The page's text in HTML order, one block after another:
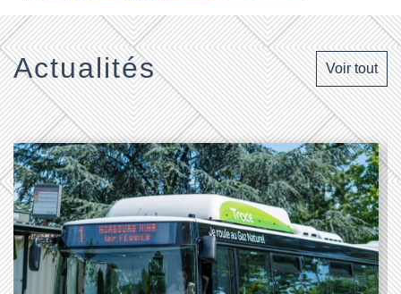
Actualités Voir tout